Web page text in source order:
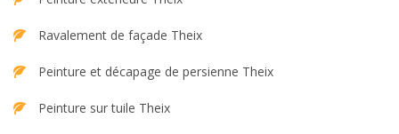
Ravalement de façade Theix
Peinture et décapage de persienne Theix
Peinture sur tuile Theix